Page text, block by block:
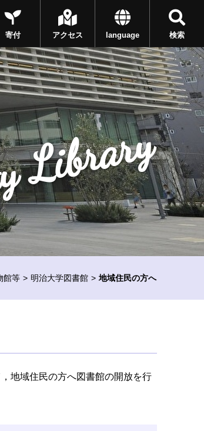
検索
language
アクセス
寄付
Library
館等 明治大学図書館 地域住民の方へ
地域住民の方へ図書館の開放を行